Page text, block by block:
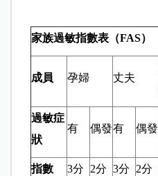
家族過敏指數表（FAS）
成員 孕婦 丈夫
過敏症
狀
有 偶發有 偶發
指數 3分 2分 3分 2分